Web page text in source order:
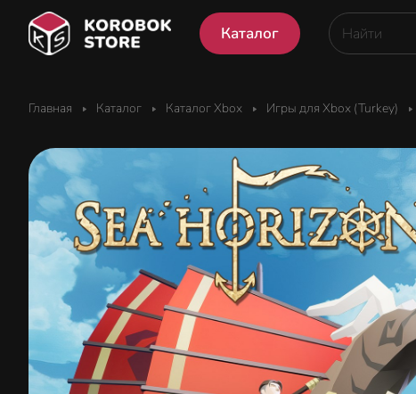
Каталог
Главная Каталог Каталог Xbox Игры для Xbox (Turkey)